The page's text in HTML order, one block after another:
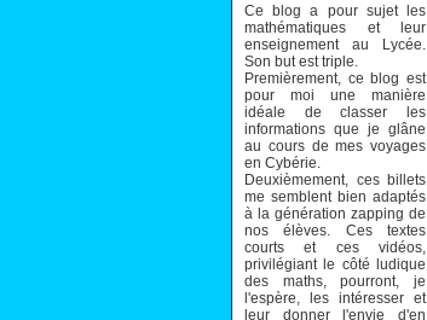
Ce blog a pour sujet les
mathématiques et leur
enseignement au Lycée.
Son but est triple.
Premièrement, ce blog est
pour moi une manière
idéale de classer les
informations que je glâne
au cours de mes voyages
en Cybérie.
Deuxièmement, ces billets
me semblent bien adaptés
à la génération zapping de
nos élèves. Ces textes
courts et ces vidéos,
privilégiant le côté ludique
des maths, pourront, je
l'espère, les intéresser et
leur donner l'envie d'en